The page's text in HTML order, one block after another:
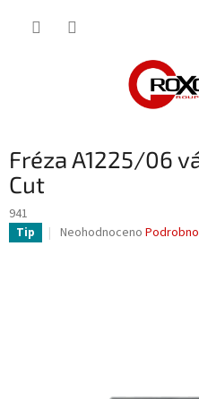
Fréza A1225/06
Cut
941
Tip
Průměrné
Neohodnoceno